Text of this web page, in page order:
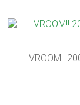
VROOM!!